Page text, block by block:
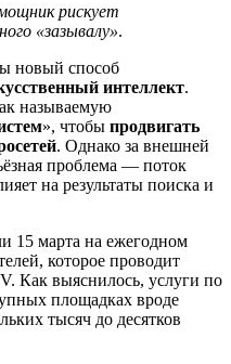
рискует
«зазывалу».
новый способ
интеллект.
называемую
», чтобы продвигать
. Однако за внешней
проблема — поток
на результаты поиска и
15 марта на ежегодном
которое проводит
Как выяснилось, услуги по
площадках вроде
тысяч до десятков